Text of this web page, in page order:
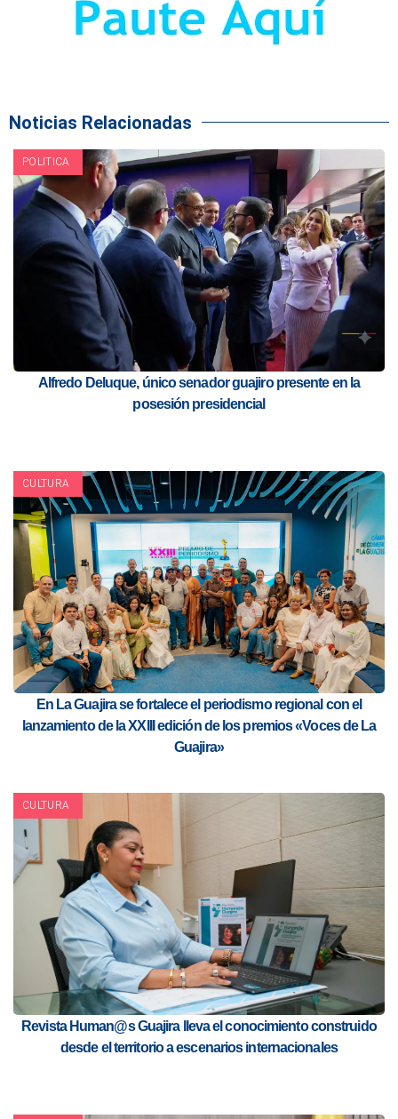
Noticias Relacionadas
POLITICA
Alfredo Deluque, único senador guajiro presente en la
posesión presidencial
CULTURA
En La Guajira se fortalece el periodismo regional con el
lanzamiento de la XXIII edición de los premios «Voces de La
Guajira»
CULTURA
Revista Human@s Guajira lleva el conocimiento construido
desde el territorio a escenarios internacionales